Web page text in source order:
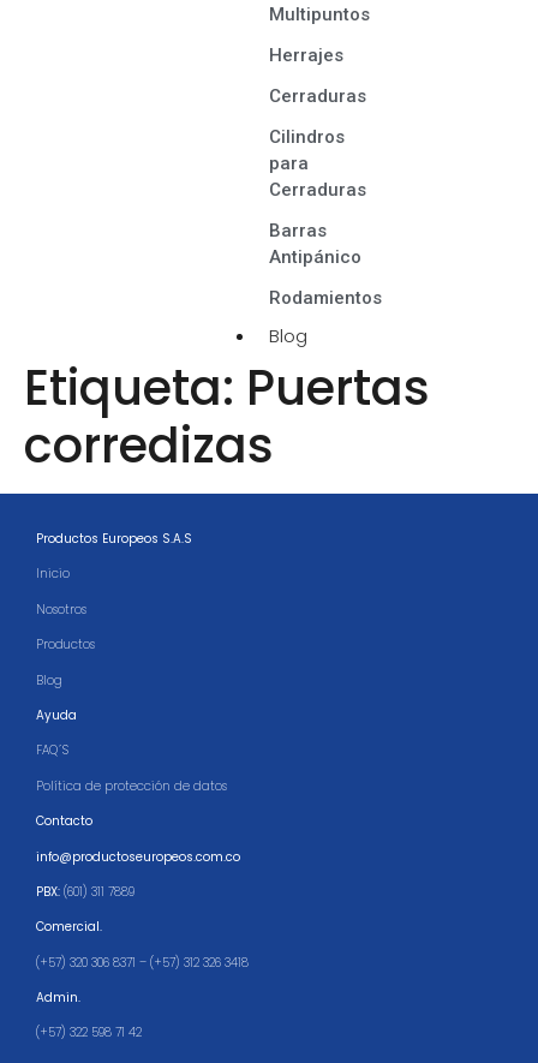
Multipuntos
Herrajes
Cerraduras
Cilindros
para
Cerraduras
Barras
Antipánico
Rodamientos
Blog
Etiqueta: Puertas
corredizas
Productos Europeos S.A.S
Inicio
Nosotros
Productos
Blog
Ayuda
FAQ´S
Política de protección de datos
Contacto
info@productoseuropeos.com.co
PBX: (601) 311 7889
Comercial.
(+57) 320 306 8371 – (+57) 312 326 3418
Admin.
(+57) 322 598 71 42